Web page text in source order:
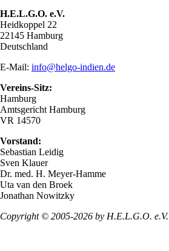
H.E.L.G.O. e.V.
Heidkoppel 22
22145 Hamburg
Deutschland
E-Mail: info@helgo-indien.de
Vereins-Sitz:
Hamburg
Amtsgericht Hamburg
VR 14570
Vorstand:
Sebastian Leidig
Sven Klauer
Dr. med. H. Meyer-Hamme
Uta van den Broek
Jonathan Nowitzky
Copyright © 2005-2026 by H.E.L.G.O. e.V.